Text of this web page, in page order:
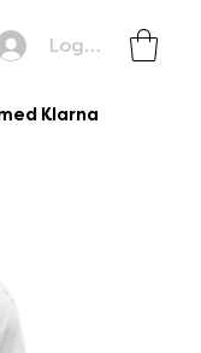
Klarna
Logga in